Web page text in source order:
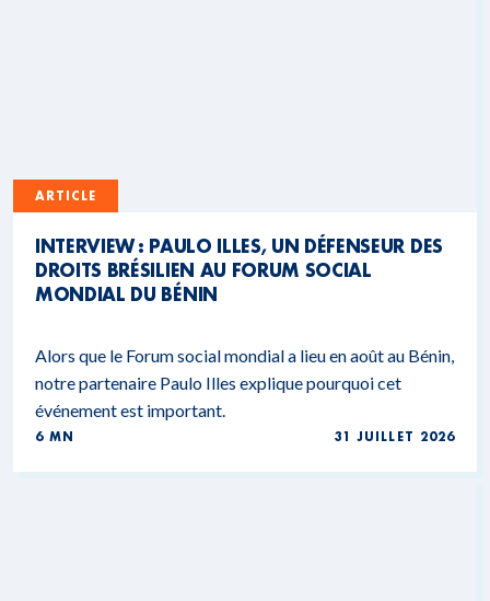
ARTICLE
INTERVIEW : PAULO ILLES, UN DÉFENSEUR DES
DROITS BRÉSILIEN AU FORUM SOCIAL
MONDIAL DU BÉNIN
Alors que le Forum social mondial a lieu en août au Bénin,
notre partenaire Paulo Illes explique pourquoi cet
événement est important.
6 MN 31 JUILLET 2026